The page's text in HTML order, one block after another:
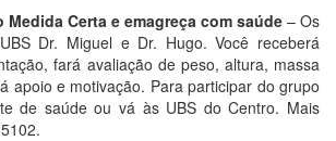
Certa e emagreça com saúde – Os
Dr. Miguel e Dr. Hugo. Você receberá
fará avaliação de peso, altura, massa
apoio e motivação. Para participar do grupo
de saúde ou vá às UBS do Centro. Mais